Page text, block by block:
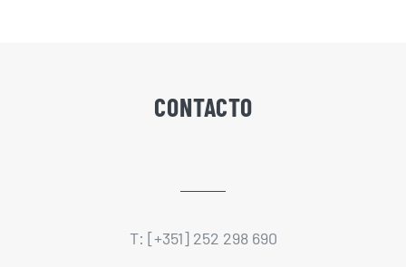
CONTACTO
T: [+351] 252 298 690